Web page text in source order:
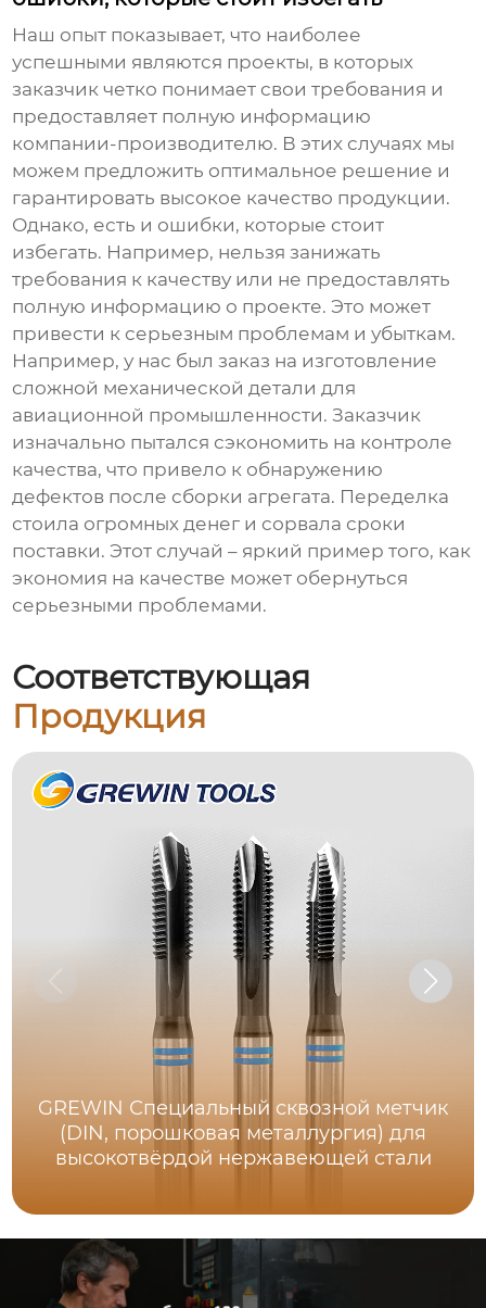
Наш опыт показывает, что наиболее
успешными являются проекты, в которых
заказчик четко понимает свои требования и
предоставляет полную информацию
компании-производителю. В этих случаях мы
можем предложить оптимальное решение и
гарантировать высокое качество продукции.
Однако, есть и ошибки, которые стоит
избегать. Например, нельзя занижать
требования к качеству или не предоставлять
полную информацию о проекте. Это может
привести к серьезным проблемам и убыткам.
Например, у нас был заказ на изготовление
сложной механической детали для
авиационной промышленности. Заказчик
изначально пытался сэкономить на контроле
качества, что привело к обнаружению
дефектов после сборки агрегата. Переделка
стоила огромных денег и сорвала сроки
поставки. Этот случай – яркий пример того, как
экономия на качестве может обернуться
серьезными проблемами.
Соответствующая
Продукция
GREWIN Специальный сквозной метчик
(DIN, порошковая металлургия) для
высокотвёрдой нержавеющей стали